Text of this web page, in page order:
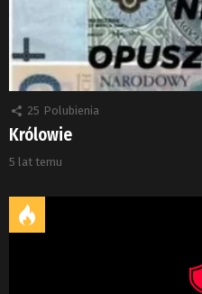
25 Polubienia
Królowie
5 lat temu